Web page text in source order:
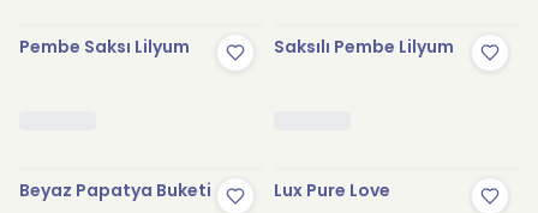
Pembe Saksı Lilyum Saksılı Pembe Lilyum
Beyaz Papatya Buketi Lux Pure Love